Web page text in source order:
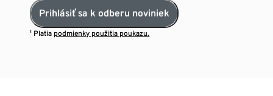
Prihlásiť sa k odberu noviniek
¹ Platia podmienky použitia poukazu.